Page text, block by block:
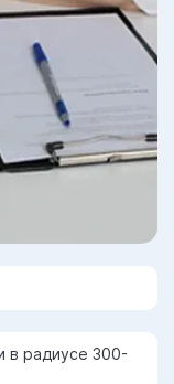
в радиусе 300-